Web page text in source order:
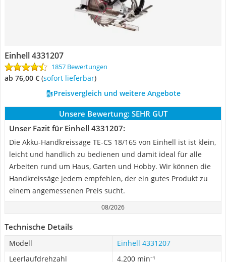
Einhell 4331207
1857 Bewertungen
ab 76,00 € ( Sofort lieferbar)
Preisvergleich und weitere Angebote
Unsere Bewertung: SEHR GUT
Unser Fazit für Einhell 4331207:
Die Akku-Handkreissäge TE-CS 18/165 von Einhell ist ist klein,
leicht und handlich zu bedienen und damit ideal für alle
Arbeiten rund um Haus, Garten und Hobby. Wir können die
Handkreissäge jedem empfehlen, der ein gutes Produkt zu
einem angemessenen Preis sucht.
08/2026
Technische Details
Modell
Einhell 4331207
Leerlaufdrehzahl
4.200 min⁻¹